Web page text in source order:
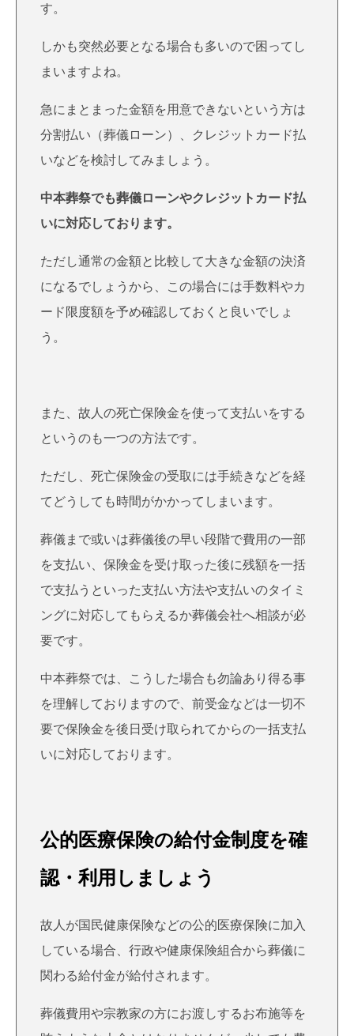
す。
しかも突然必要となる場合も多いので困ってし
まいますよね。
急にまとまった金額を用意できないという方は
分割払い（葬儀ローン）、クレジットカード払
いなどを検討してみましょう。
中本葬祭でも葬儀ローンやクレジットカード払
いに対応しております。
ただし通常の金額と比較して大きな金額の決済
になるでしょうから、この場合には手数料やカ
ード限度額を予め確認しておくと良いでしょ
う。
また、故人の死亡保険金を使って支払いをする
というのも一つの方法です。
ただし、死亡保険金の受取には手続きなどを経
てどうしても時間がかかってしまいます。
葬儀まで或いは葬儀後の早い段階で費用の一部
を支払い、保険金を受け取った後に残額を一括
で支払うといった支払い方法や支払いのタイミ
ングに対応してもらえるか葬儀会社へ相談が必
要です。
中本葬祭では、こうした場合も勿論あり得る事
を理解しておりますので、前受金などは一切不
要で保険金を後日受け取られてからの一括支払
いに対応しております。
公的医療保険の給付金制度を確
認・利用しましょう
故人が国民健康保険などの公的医療保険に加入
している場合、行政や健康保険組合から葬儀に
関わる給付金が給付されます。
葬儀費用や宗教家の方にお渡しするお布施等を